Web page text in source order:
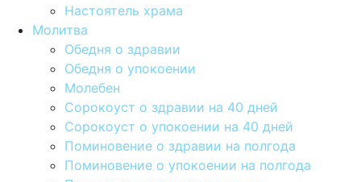
Настоятель храма
Молитва
Обедня о здравии
Обедня о упокоении
Молебен
Сорокоуст о здравии на 40 дней
Сорокоуст о упокоении на 40 дней
Поминовение о здравии на полгода
Поминовение о упокоении на полгода